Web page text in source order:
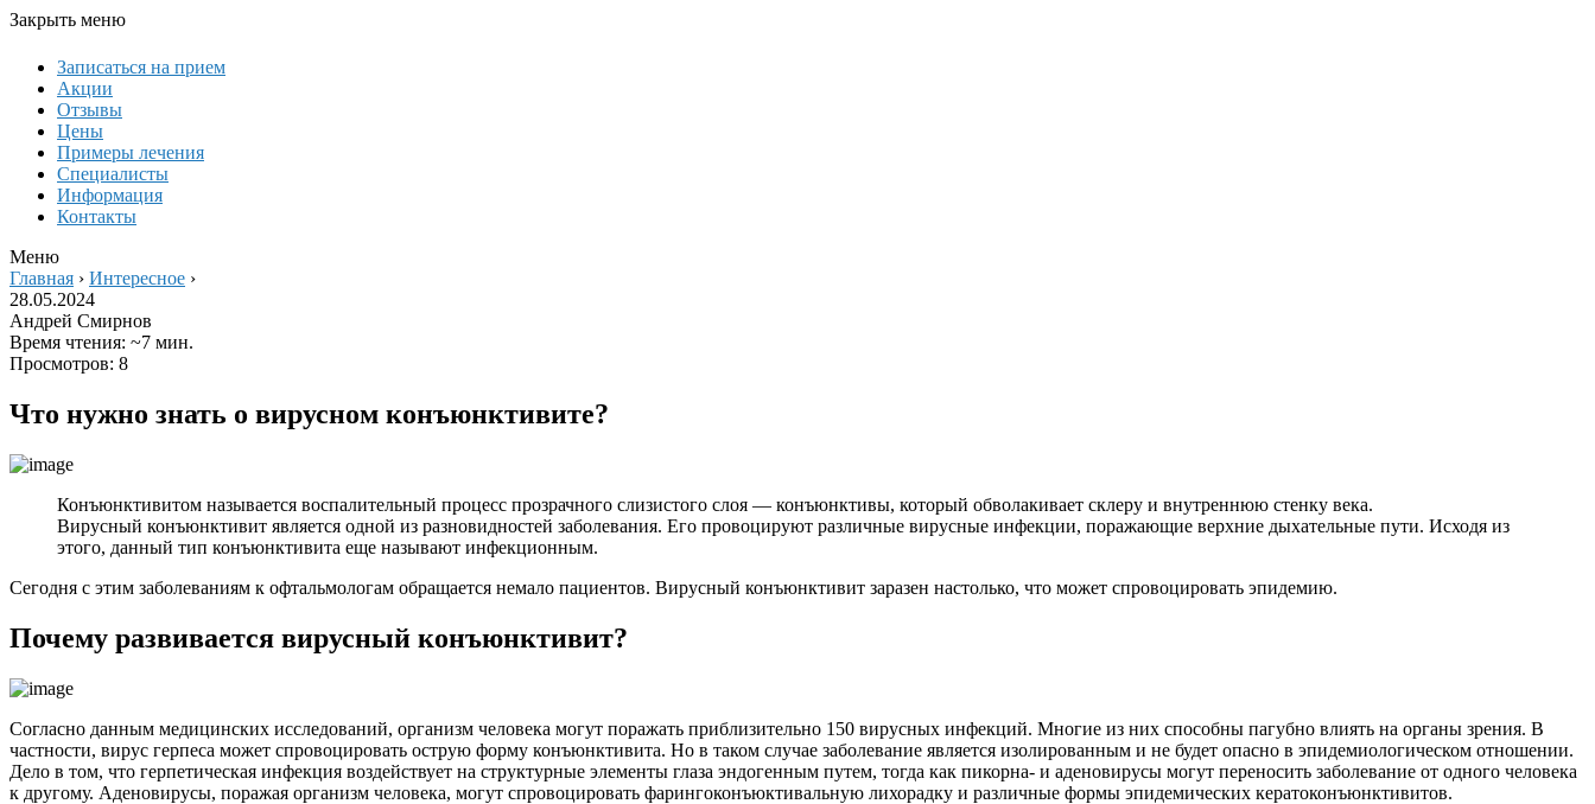
Закрыть меню
Записаться на прием
Акции
Отзывы
Цены
Примеры лечения
Специалисты
Информация
Контакты
Меню
Главная › Интересное ›
28.05.2024
Андрей Смирнов
Время чтения: ~7 мин.
Просмотров: 8
Что нужно знать о вирусном конъюнктивите?
Конъюнктивитом называется воспалительный процесс прозрачного слизистого слоя — конъюнктивы, который обволакивает склеру и внутреннюю стенку века.
Вирусный конъюнктивит является одной из разновидностей заболевания. Его провоцируют различные вирусные инфекции, поражающие верхние дыхательные пути. Исходя из
этого, данный тип конъюнктивита еще называют инфекционным.
Сегодня с этим заболеваниям к офтальмологам обращается немало пациентов. Вирусный конъюнктивит заразен настолько, что может спровоцировать эпидемию.
Почему развивается вирусный конъюнктивит?
Согласно данным медицинских исследований, организм человека могут поражать приблизительно 150 вирусных инфекций. Многие из них способны пагубно влиять на органы зрения. В
частности, вирус герпеса может спровоцировать острую форму конъюнктивита. Но в таком случае заболевание является изолированным и не будет опасно в эпидемиологическом отношении.
Дело в том, что герпетическая инфекция воздействует на структурные элементы глаза эндогенным путем, тогда как пикорна- и аденовирусы могут переносить заболевание от одного человека
к другому. Аденовирусы, поражая организм человека, могут спровоцировать фарингоконъюктивальную лихорадку и различные формы эпидемических кератоконъюнктивитов.